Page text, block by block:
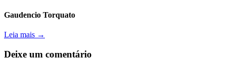
Gaudencio Torquato
Leia mais →
Deixe um comentário